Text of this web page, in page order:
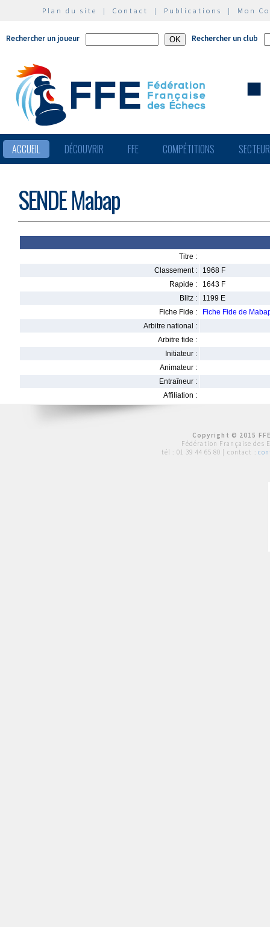
Plan du site | Contact | Publications | Mon
Rechercher un joueur Rechercher un club
ACCUEIL DÉCOUVRIR FFE COMPÉTITIONS
SENDE Mabap
Titre :
Classement :
1968 F
Rapide :
1643 F
Blitz :
1199 E
Fiche Fide :
Fiche Fide de
Arbitre national :
Arbitre fide :
Initiateur :
Animateur :
Entraîneur :
Affiliation :
Copyright © 2015
Fédération Française des
tél : 01 39 44 65 80 | contact :